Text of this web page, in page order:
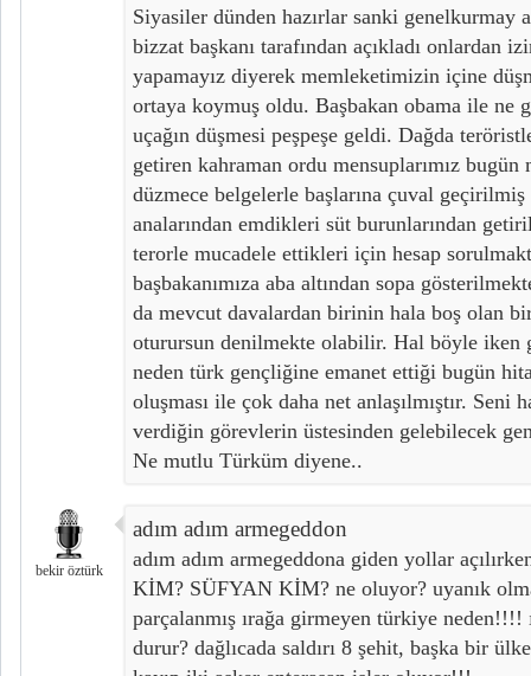
Siyasiler dünden hazırlar sanki genelkurmay
bizzat başkanı tarafından açıkladı onlardan
yapamayız diyerek memleketimizin içine
ortaya koymuş oldu. Başbakan obama ile ne
uçağın düşmesi peşpeşe geldi. Dağda
getiren kahraman ordu mensuplarımız bugün
düzmece belgelerle başlarına çuval geçirilmiş
analarından emdikleri süt burunlarından
terorle mucadele ettikleri için hesap
başbakanımıza aba altından sopa
da mevcut davalardan birinin hala boş olan
oturursun denilmekte olabilir. Hal böyle iken
neden türk gençliğine emanet ettiği bugün
oluşması ile çok daha net anlaşılmıştır. Seni
verdiğin görevlerin üstesinden gelebilecek
Ne mutlu Türküm diyene..
bekir öztürk
adım adım armegeddon
adım adım armegeddona giden yollar
KİM? SÜFYAN KİM? ne oluyor? uyanık
parçalanmış ırağa girmeyen türkiye neden!!!!
durur? dağlıcada saldırı 8 şehit, başka bir